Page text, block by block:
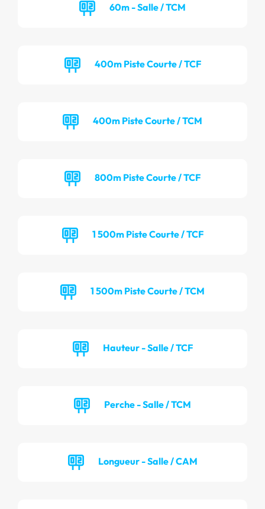
60m - Salle / TCM
400m Piste Courte / TCF
400m Piste Courte / TCM
800m Piste Courte / TCF
1 500m Piste Courte / TCF
1 500m Piste Courte / TCM
Hauteur - Salle / TCF
Perche - Salle / TCM
Longueur - Salle / CAM